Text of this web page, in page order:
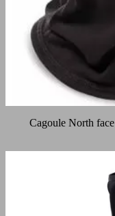
Cagoule North face